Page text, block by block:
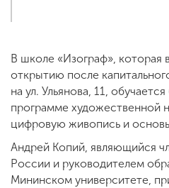
В школе «Изограф», которая
открытию после
на ул. Ульянова, 11,
программе художественной
цифровую живопись и
Андрей Копий, являющийся
России и руководителем
Мининском университете,